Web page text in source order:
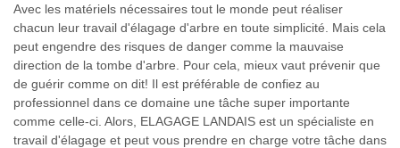
Avec les matériels nécessaires tout le monde peut réaliser
chacun leur travail d'élagage d'arbre en toute simplicité. Mais cela
peut engendre des risques de danger comme la mauvaise
direction de la tombe d'arbre. Pour cela, mieux vaut prévenir que
de guérir comme on dit! Il est préférable de confiez au
professionnel dans ce domaine une tâche super importante
comme celle-ci. Alors, ELAGAGE LANDAIS est un spécialiste en
travail d'élagage et peut vous prendre en charge votre tâche dans